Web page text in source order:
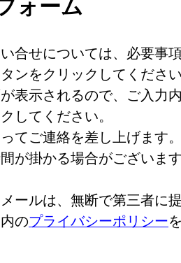
ォーム
合せについては、必要事
ンをクリックしてくださ
表示されるので、ご入力
してください。
てご連絡を差し上げます
が掛かる場合がございま
ールは、無断で第三者に
のプライバシーポリシー